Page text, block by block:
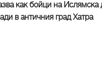
как бойци на
в античния град Хатра